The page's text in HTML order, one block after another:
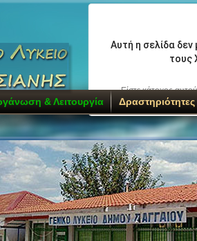
& Λειτουργία Δραστηριότητες
Αυτή η σελίδα
τους
Είστε κάτοχος